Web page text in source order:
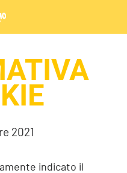
2021
indicato il